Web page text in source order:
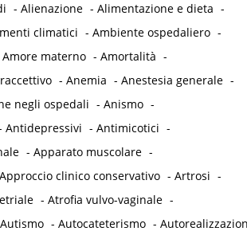
- Alienazione - Alimentazione e dieta -
climatici - Ambiente ospedaliero -
Amore materno - Amortalità -
- Anemia - Anestesia generale -
negli ospedali - Anismo -
Antidepressivi - Antimicotici -
- Apparato muscolare -
Approccio clinico conservativo - Artrosi -
- Atrofia vulvo-vaginale -
Autismo - Autocateterismo -